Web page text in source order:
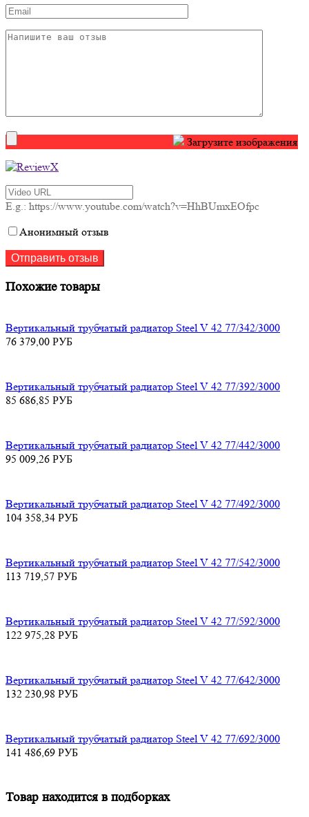
Загрузите изображения
E.g.: https://www.youtube.com/watch?v=HhBUmxEOfpc
Анонимный отзыв
Похожие товары
Вертикальный трубчатый радиатор Steel V 42 77/342/3000
76 379,00 РУБ
Вертикальный трубчатый радиатор Steel V 42 77/392/3000
85 686,85 РУБ
Вертикальный трубчатый радиатор Steel V 42 77/442/3000
95 009,26 РУБ
Вертикальный трубчатый радиатор Steel V 42 77/492/3000
104 358,34 РУБ
Вертикальный трубчатый радиатор Steel V 42 77/542/3000
113 719,57 РУБ
Вертикальный трубчатый радиатор Steel V 42 77/592/3000
122 975,28 РУБ
Вертикальный трубчатый радиатор Steel V 42 77/642/3000
132 230,98 РУБ
Вертикальный трубчатый радиатор Steel V 42 77/692/3000
141 486,69 РУБ
Товар находится в подборках